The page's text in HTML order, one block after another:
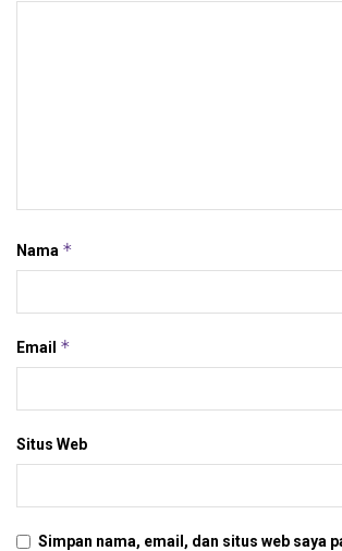
Nama *
Email *
Situs Web
Simpan nama, email, dan situs web saya